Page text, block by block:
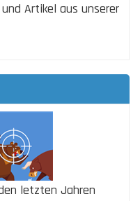
Artikel aus unserer
letzten Jahren